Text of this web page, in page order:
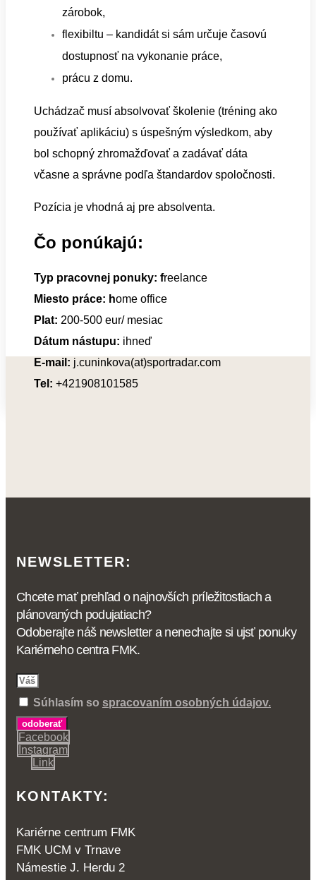
zárobok,
flexibiltu – kandidát si sám určuje časovú
dostupnosť na vykonanie práce,
prácu z domu.
Uchádzač musí absolvovať školenie (tréning ako
používať aplikáciu) s úspešným výsledkom, aby
bol schopný zhromažďovať a zadávať dáta
včasne a správne podľa štandardov spoločnosti.
Pozícia je vhodná aj pre absolventa.
Čo ponúkajú:
Typ pracovnej ponuky: freelance
Miesto práce: home office
Plat: 200-500 eur/ mesiac
Dátum nástupu: ihneď
E-mail: j.cuninkova(at)sportradar.com
Tel: +421908101585
NEWSLETTER:
Chcete mať prehľad o najnovších príležitostiach a
plánovaných podujatiach?
Odoberajte náš newsletter a nenechajte si ujsť ponuky
Kariérneho centra FMK.
Súhlasím so spracovaním osobných údajov.
odoberať
Facebook
Instagram
Link
KONTAKTY:
Kariérne centrum FMK
FMK UCM v Trnave
Námestie J. Herdu 2